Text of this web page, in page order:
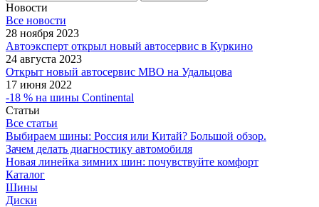
Новости
Все новости
28 ноября 2023
Автоэксперт открыл новый автосервис в Куркино
24 августа 2023
Открыт новый автосервис МВО на Удальцова
17 июня 2022
-18 % на шины Continental
Статьи
Все статьи
Выбираем шины: Россия или Китай? Большой обзор.
Зачем делать диагностику автомобиля
Новая линейка зимних шин: почувствуйте комфорт
Каталог
Шины
Диски